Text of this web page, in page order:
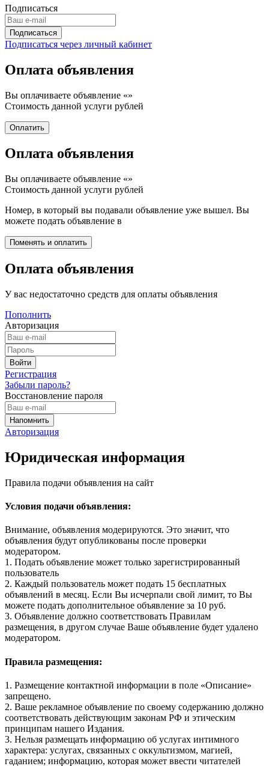
Подписаться
Подписаться через личный кабинет
Оплата объявления
Вы оплачиваете объявление «»
Стоимость данной услуги рублей
Оплата объявления
Вы оплачиваете объявление «»
Стоимость данной услуги рублей
Номер, в который вы подавали объявление уже вышел. Вы
можете подать объявление в
Оплата объявления
У вас недостаточно средств для оплаты объявления
Пополнить
Авторизация
Регистрация
Забыли пароль?
Восстановление пароля
Авторизация
Юридическая информация
Правила подачи объявления на сайт
Условия подачи объявления:
Внимание, объявления модерируются. Это значит, что
объявления будут опубликованы после проверки
модератором.
1. Подать объявление может только зарегистрированный
пользователь
2. Каждый пользователь может подать 15 бесплатных
объявлений в месяц. Если Вы исчерпали свой лимит, то Вы
можете подать дополнительное объявление за 10 руб.
3. Объявление должно соответствовать Правилам
размещения, в другом случае Ваше объявление будет удалено
модератором.
Правила размещения:
1. Размещение контактной информации в поле «Описание»
запрещено.
2. Ваше рекламное объявление по своему содержанию должно
соответствовать действующим законам РФ и этическим
принципам нашего Издания.
3. Нельзя размещать информацию об услугах интимного
характера: услугах, связанных с оккультизмом, магией,
гаданием; информацию, которая может ввести читателей